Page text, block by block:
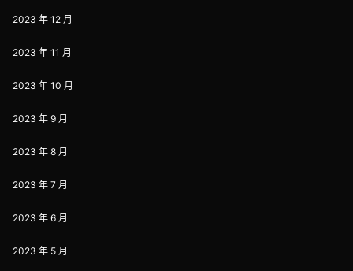
2023 年 12 月
2023 年 11 月
2023 年 10 月
2023 年 9 月
2023 年 8 月
2023 年 7 月
2023 年 6 月
2023 年 5 月